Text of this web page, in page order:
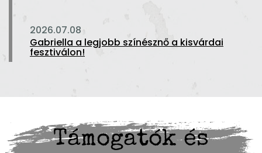
2026.07.08
Gabriella a legjobb színésznő a kisvárdai
fesztiválon!
Támogatók és